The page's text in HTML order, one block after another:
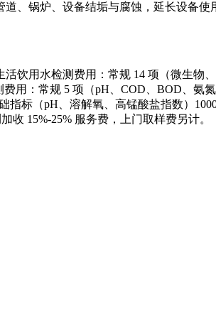
、锅炉、设备结垢与腐蚀，延长设备
用水检测费用：常规 14 项（微生物
用：常规 5 项（pH、COD、BOD、氨
标（pH、溶解氧、高锰酸盐指数）
收 15%-25% 服务费，上门取样费另计。